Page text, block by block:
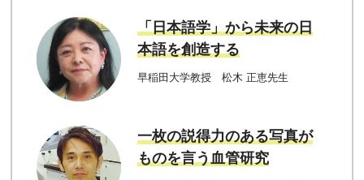
「日本語学」から未来の日
本語を創造する
早稲田大学教授 松木 正恵先生
一枚の説得力のある写真が
ものを言う血管研究